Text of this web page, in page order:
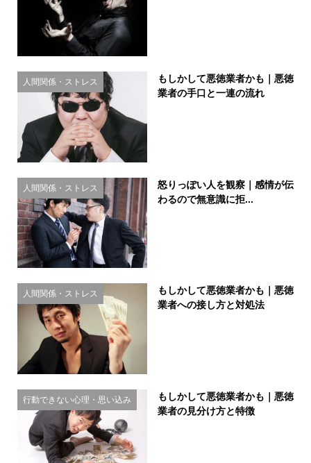
人間関係・ストレス
もしかして悪徳業者かも｜悪徳
業者の手口と一連の流れ
人間関係・ストレス
怒りっぽい人を観察｜感情が伝
わるので無意識に拒...
人間関係・ストレス
もしかして悪徳業者かも｜悪徳
業者への接し方と対処法
行動できない心理・思い込み
もしかして悪徳業者かも｜悪徳
業者の見分け方と特徴